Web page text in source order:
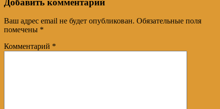
Добавить комментарий
Ваш адрес email не будет опубликован. Обязательные поля
помечены *
Комментарий *